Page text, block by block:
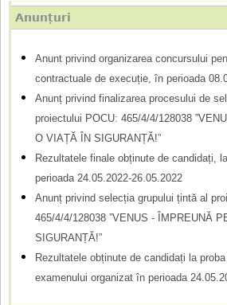
o
m
d
u
t
Anunțuri
Anunt privind organizarea concursului
contractuale de execuție, în perioada
Anunț privind finalizarea procesului de
proiectului POCU: 465/4/4/128038
O VIAȚĂ ÎN SIGURANȚĂ!”
Rezultatele finale obținute de candidați,
perioada 24.05.2022-26.05.2022
Anunț privind selecția grupului țintă al
465/4/4/128038 ”VENUS - ÎMPREUNĂ
SIGURANȚĂ!”
Rezultatele obținute de candidați la
examenului organizat în perioada